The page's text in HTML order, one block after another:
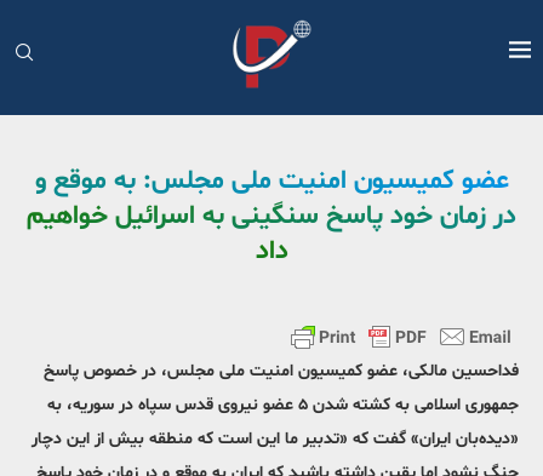
عضو کمیسیون امنیت ملی مجلس: به موقع و
در زمان خود پاسخ سنگینی به اسرائیل خواهیم
داد
فداحسین مالکی، عضو کمیسیون امنیت ملی مجلس، در خصوص پاسخ
جمهوری اسلامی به کشته شدن ۵ عضو نیروی قدس سپاه در سوریه، به
«دیده‌بان ایران» گفت که «تدبیر ما این است که منطقه بیش از این دچار